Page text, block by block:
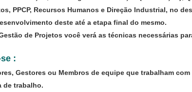
PPCP, Recursos Humanos e Direção Industrial, no
deste até a etapa final do mesmo.
de Projetos você verá as técnicas necessárias
:
Gestores ou Membros de equipe que trabalham
de trabalho.